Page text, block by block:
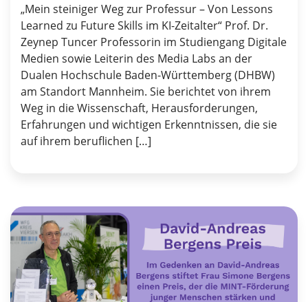
„Mein steiniger Weg zur Professur – Von Lessons
Learned zu Future Skills im KI-Zeitalter“ Prof. Dr.
Zeynep Tuncer Professorin im Studiengang Digitale
Medien sowie Leiterin des Media Labs an der
Dualen Hochschule Baden-Württemberg (DHBW)
am Standort Mannheim. Sie berichtet von ihrem
Weg in die Wissenschaft, Herausforderungen,
Erfahrungen und wichtigen Erkenntnissen, die sie
auf ihrem beruflichen […]